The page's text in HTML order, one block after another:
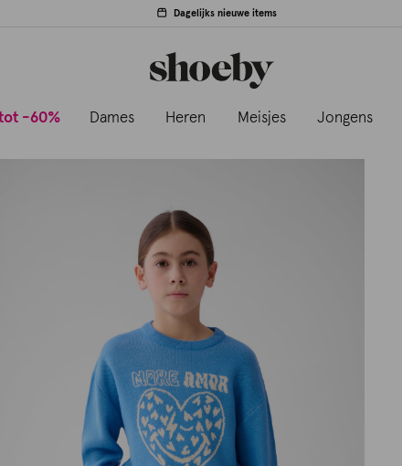
Dagelijks nieuwe items
-60% Dames Heren Meisjes Jongens